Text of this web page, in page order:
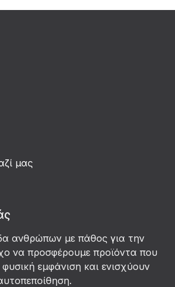
μας
ανθρώπων με πάθος για την
να προσφέρουμε προϊόντα που
εμφάνιση και ενισχύουν